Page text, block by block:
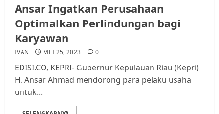
Ansar Ingatkan Perusahaan
Optimalkan Perlindungan bagi
Karyawan
IVAN MEI 25, 2023 0
EDISI.CO, KEPRI- Gubernur Kepulauan Riau (Kepri)
H. Ansar Ahmad mendorong para pelaku usaha
untuk...